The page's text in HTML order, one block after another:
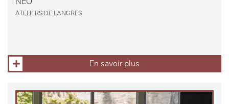
ATELIERS DE LANGRES
En savoir plus